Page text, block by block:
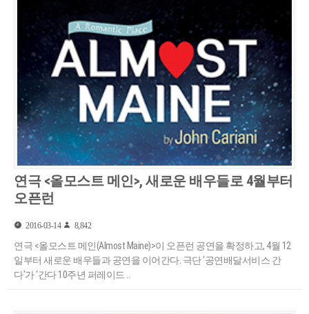
연극 <올모스트 메인>, 새로운 배우들로 4월부터
오픈런
2016-03-14 8,842
연극 <올모스트 메인(Almost Maine)>이 오픈런 공연을 확정하고, 4월 12
일부터 새로운 배우들과 공연을 이어간다. 극단 ‘공연배달서비스 간
다’가 ‘간다 10주년 퍼레이드 ..